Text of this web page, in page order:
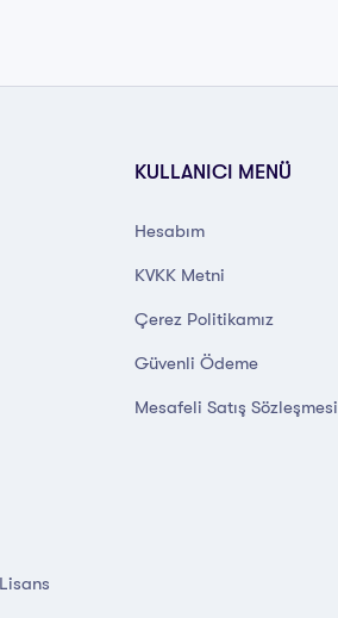
KULLANICI MENÜ
Hesabım
KVKK Metni
Çerez Politikamız
Güvenli Ödeme
Mesafeli Satış Sözleşmesi